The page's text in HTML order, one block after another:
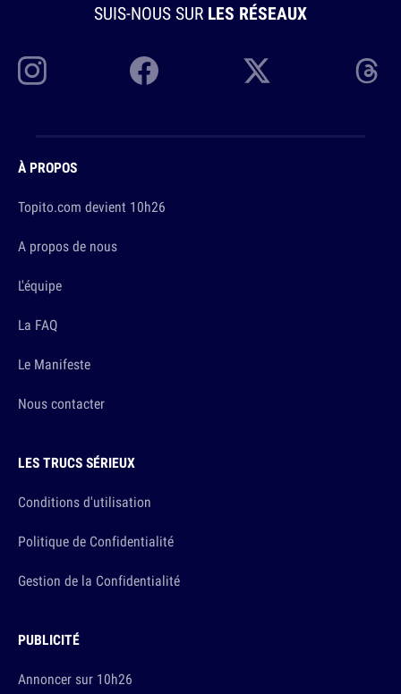
SUIS-NOUS SUR LES RÉSEAUX
À PROPOS
Topito.com devient 10h26
A propos de nous
L'équipe
La FAQ
Le Manifeste
Nous contacter
LES TRUCS SÉRIEUX
Conditions d'utilisation
Politique de Confidentialité
Gestion de la Confidentialité
PUBLICITÉ
Annoncer sur 10h26